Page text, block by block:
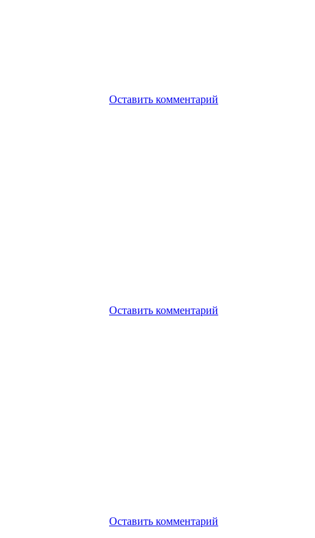
Оставить комментарий
Оставить комментарий
Оставить комментарий